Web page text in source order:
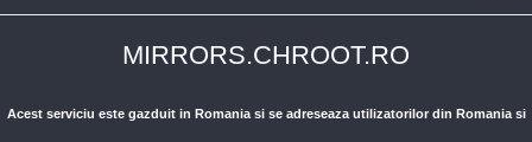
MIRRORS.CHROOT.RO
Acest serviciu este gazduit in Romania si se adreseaza utilizatorilor din Romania si